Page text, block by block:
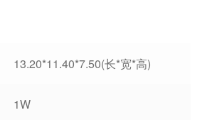
13.20*11.40*7.50(长*宽*高)
1W